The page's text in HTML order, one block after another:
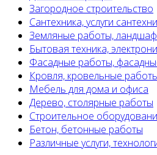
Загородное строительство
Сантехника, услуги
Земляные работы,
Бытовая техника,
Фасадные работы,
Кровля, кровельные
Мебель для дома и офиса
Дерево, столярные работы
Строительное
Бетон, бетонные работы
Различные услуги,